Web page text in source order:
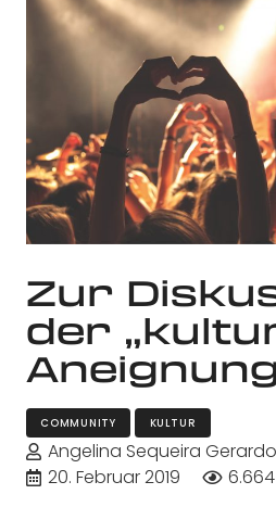
Zur
der
COMMUNITY KULTUR
Angelina Sequeira Gerardo
20. Februar 2019
6.664